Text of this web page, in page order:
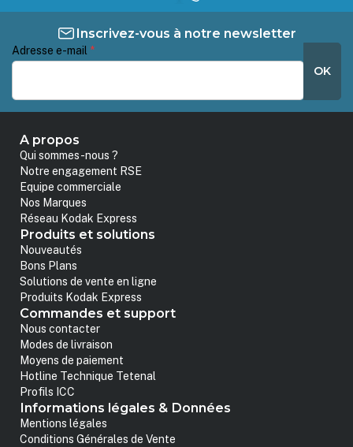
Inscrivez-vous à notre newsletter
Adresse e-mail *
OK
A propos
Qui sommes-nous ?
Notre engagement RSE
Equipe commerciale
Nos Marques
Réseau Kodak Express
Produits et solutions
Nouveautés
Bons Plans
Solutions de vente en ligne
Produits Kodak Express
Commandes et support
Nous contacter
Modes de livraison
Moyens de paiement
Hotline Technique Tetenal
Profils ICC
Informations légales & Données
Mentions légales
Conditions Générales de Vente